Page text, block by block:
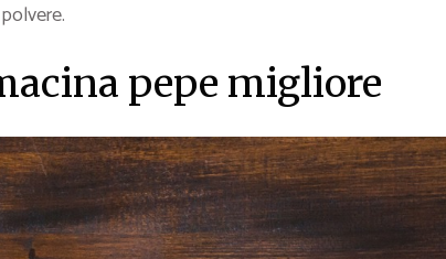
pepe migliore